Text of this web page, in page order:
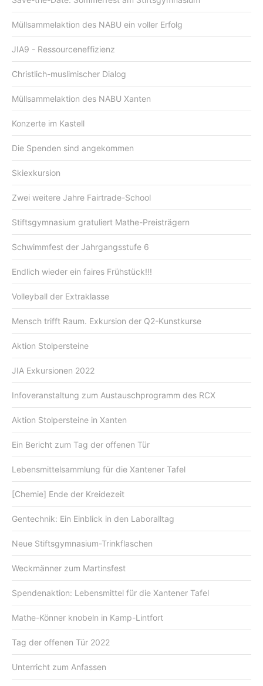
Müllsammelaktion des NABU ein voller Erfolg
JIA9 - Ressourceneffizienz
Christlich-muslimischer Dialog
Müllsammelaktion des NABU Xanten
Konzerte im Kastell
Die Spenden sind angekommen
Skiexkursion
Zwei weitere Jahre Fairtrade-School
Stiftsgymnasium gratuliert Mathe-Preisträgern
Schwimmfest der Jahrgangsstufe 6
Endlich wieder ein faires Frühstück!!!
Volleyball der Extraklasse
Mensch trifft Raum. Exkursion der Q2-Kunstkurse
Aktion Stolpersteine
JIA Exkursionen 2022
Infoveranstaltung zum Austauschprogramm des RCX
Aktion Stolpersteine in Xanten
Ein Bericht zum Tag der offenen Tür
Lebensmittelsammlung für die Xantener Tafel
[Chemie] Ende der Kreidezeit
Gentechnik: Ein Einblick in den Laboralltag
Neue Stiftsgymnasium-Trinkflaschen
Weckmänner zum Martinsfest
Spendenaktion: Lebensmittel für die Xantener Tafel
Mathe-Könner knobeln in Kamp-Lintfort
Tag der offenen Tür 2022
Unterricht zum Anfassen